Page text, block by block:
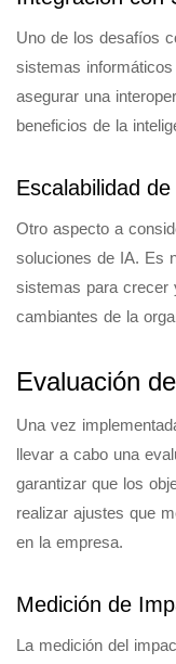
Uno de los desafíos
sistemas
asegurar una
beneficios de la
Escalabilidad
Otro aspecto a
soluciones de IA. Es
sistemas para crecer
cambiantes de la
Evaluación
Una vez
llevar a cabo una
garantizar que los
realizar ajustes que
en la empresa.
Medición de
La medición del